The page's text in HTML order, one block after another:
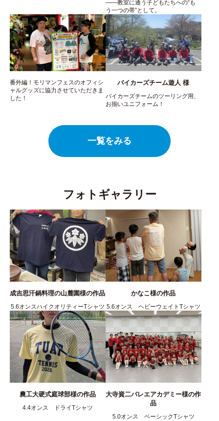
――教室に通う子どもたちへの“も
う一つの帯”として。
番外編！モリマンフェスのオフィシ
ャルグッズに協力させていただきま
した！
バイカーズチーム遊人 様
バイカーズチームのツーリング用、
お揃いユニフォーム！
一覧をみる
フォトギャラリー
成吉思汗鍋料理の山麓園様の作品
5.6オンスハイクオリティーTシャツ
かなこ様の作品
5.6オンス ヘビーウェイトTシャツ
農工大硬式庭球部様の作品
4.4オンス ドライTシャツ
大寺資二バレエアカデミー様の作
品
5.0オンス ベーシックTシャツ